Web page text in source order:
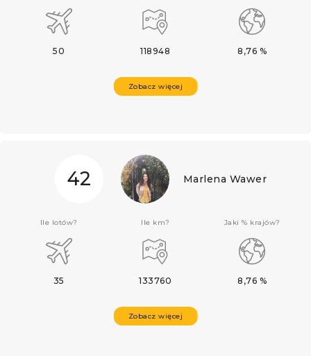
Zobacz więcej
50 118948 8,76 %
42 Marlena Wawer
Zobacz więcej
Ile lotów?
35
Ile km?
133760
Jaki % krajów?
8,76 %